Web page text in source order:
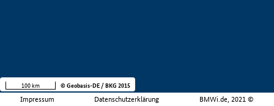
Impressum Datenschutzerklärung BMWi.de, 2021 ©
100 km © Geobasis-DE / BKG 2015